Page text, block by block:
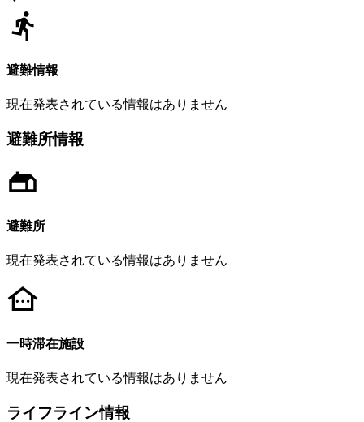
避難情報
現在発表されている情報はありません
避難所情報
避難所
現在発表されている情報はありません
一時滞在施設
現在発表されている情報はありません
ライフライン情報